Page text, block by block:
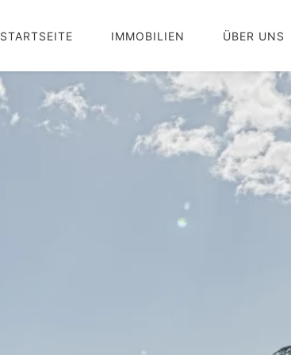
STARTSEITE IMMOBILIEN ÜBER UNS